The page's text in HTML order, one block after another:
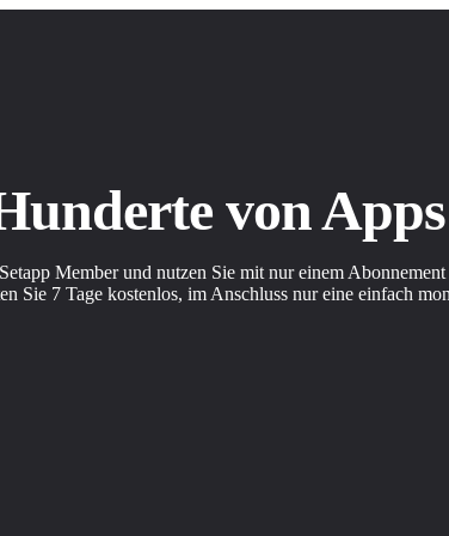
von
Member und nutzen Sie mit nur einem
Sie 7 Tage kostenlos, im Anschluss nur eine einfach